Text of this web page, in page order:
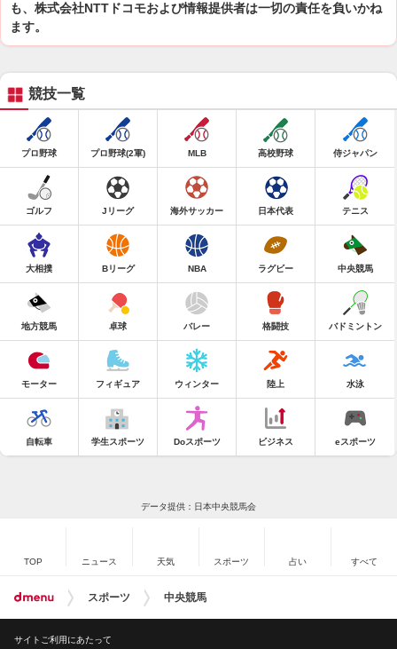
も、株式会社NTTドコモおよび情報提供者は一切の責任を負いかね
ます。
競技一覧
プロ野球 プロ野球(2軍) MLB 高校野球 侍ジャパン
ゴルフ Jリーグ 海外サッカー 日本代表 テニス
大相撲 Bリーグ NBA ラグビー 中央競馬
地方競馬 卓球 バレー 格闘技 バドミントン
モーター フィギュア ウィンター 陸上 水泳
自転車 学生スポーツ Doスポーツ ビジネス eスポーツ
データ提供：日本中央競馬会
TOP ニュース 天気 スポーツ 占い すべて
スポーツ 中央競馬
サイトご利用にあたって